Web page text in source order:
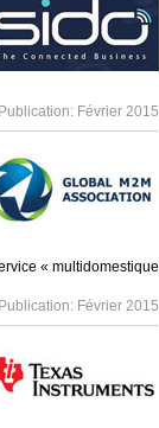
Février 2015
« multidomestique
Février 2015